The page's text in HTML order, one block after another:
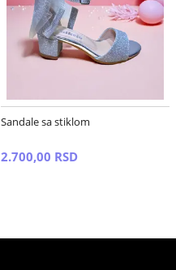
Sandale sa stiklom
2.700,00 RSD